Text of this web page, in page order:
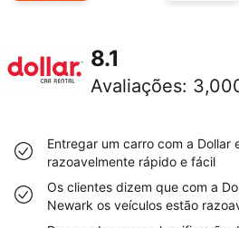
8.1
Avaliações:
Entregar um carro com a Dollar
razoavelmente rápido e fácil
Os clientes dizem que com a
Newark os veículos estão